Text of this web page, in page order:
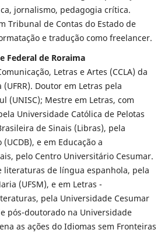
jornalismo, pedagogia crítica.
Tribunal de Contas do Estado de
e tradução como freelancer.
Federal de Roraima
Letras e Artes (CCLA) da
Doutor em Letras pela
(UNISC); Mestre em Letras, com
Universidade Católica de Pelotas
de Sinais (Libras), pela
e em Educação a
pelo Centro Universitário Cesumar.
literaturas de língua espanhola, pela
(UFSM), e em Letras -
pela Universidade Cesumar
pós-doutorado na Universidade
as ações do Idiomas sem Fronteiras